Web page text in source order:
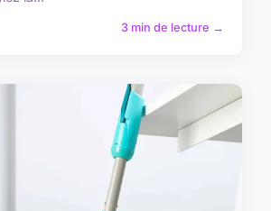
3 min de lecture →